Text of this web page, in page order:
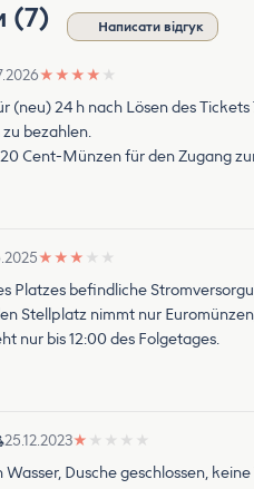
(7) Написати відгук
★ ★ ★ ★ ★
(neu) 24 h nach Lösen des Tickets
bezahlen.
Cent-Münzen für den Zugang
★ ★ ★ ★ ★
Platzes befindliche
Stellplatz nimmt nur
nur bis 12:00 des Folgetages.
25.12.2023★ ★ ★ ★ ★
Wasser, Dusche geschlossen,